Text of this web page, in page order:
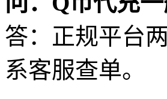
答：正规平台
系客服查单。